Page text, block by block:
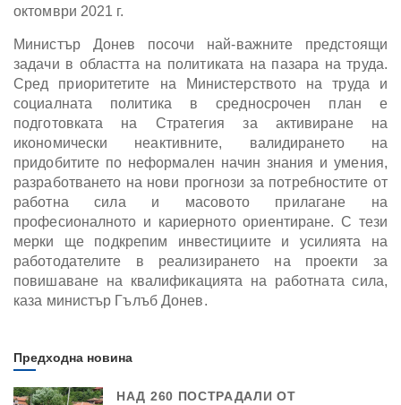
октомври 2021 г.
Министър Донев посочи най-важните предстоящи
задачи в областта на политиката на пазара на труда.
Сред приоритетите на Министерството на труда и
социалната политика в средносрочен план е
подготовката на Стратегия за активиране на
икономически неактивните, валидирането на
придобитите по неформален начин знания и умения,
разработването на нови прогнози за потребностите от
работна сила и масовото прилагане на
професионалното и кариерното ориентиране. С тези
мерки ще подкрепим инвестициите и усилията на
работодателите в реализирането на проекти за
повишаване на квалификацията на работната сила,
каза министър Гълъб Донев.
Предходна новина
НАД 260 ПОСТРАДАЛИ ОТ